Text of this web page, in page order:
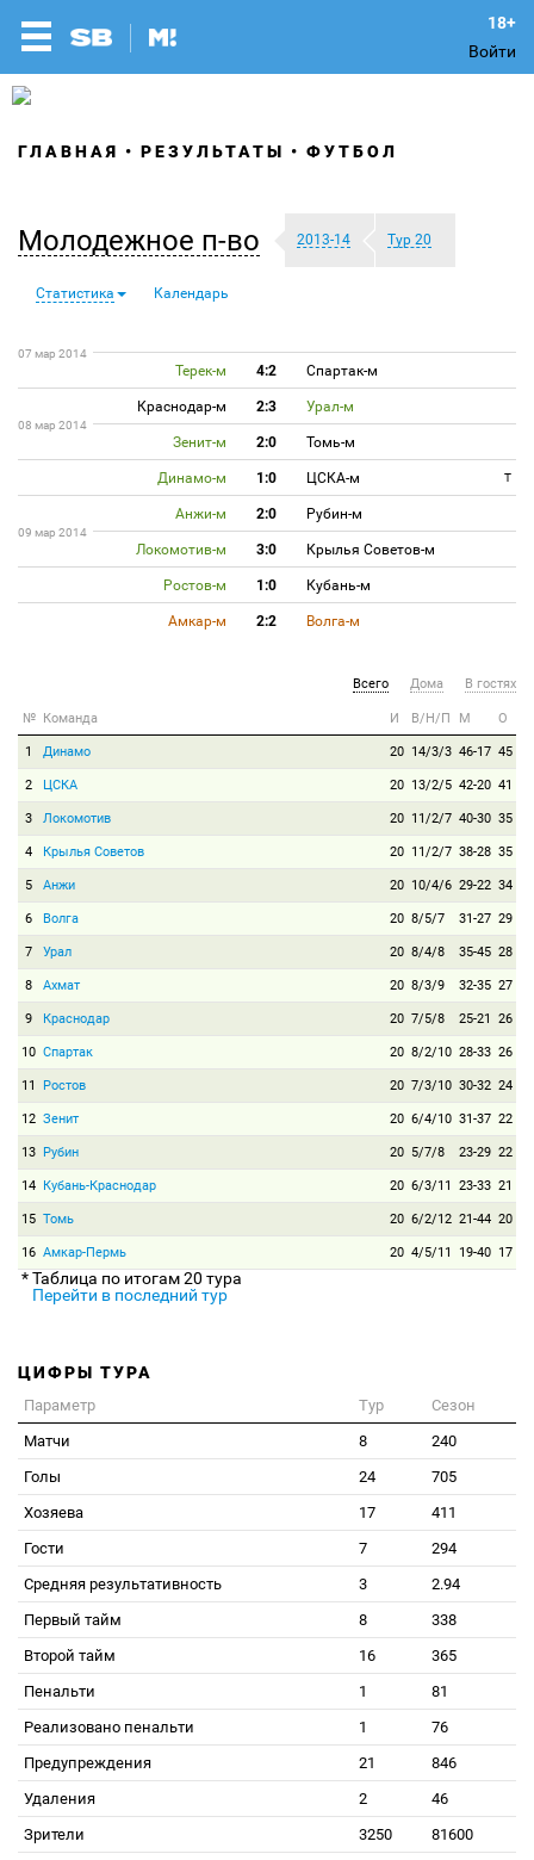
Войти
ГЛАВНАЯ РЕЗУЛЬТАТЫ ФУТБОЛ
Молодежное п-во 2013-14 Тур 20
Статистика Календарь
07 мар 2014
Терек-м 4:2 Спартак-м
Краснодар-м 2:3 Урал-м
08 мар 2014
Зенит-м 2:0 Томь-м
Динамо-м 1:0 ЦСКА-м T
Анжи-м 2:0 Рубин-м
09 мар 2014
Локомотив-м 3:0 Крылья Советов-м
Ростов-м 1:0 Кубань-м
Амкар-м 2:2 Волга-м
Всего Дома В гостях
№ Команда И В/Н/П М О
1 Динамо 20 14/3/3 46-17 45
2 ЦСКА 20 13/2/5 42-20 41
3 Локомотив 20 11/2/7 40-30 35
4 Крылья Советов 20 11/2/7 38-28 35
5 Анжи 20 10/4/6 29-22 34
6 Волга 20 8/5/7 31-27 29
7 Урал 20 8/4/8 35-45 28
8 Ахмат 20 8/3/9 32-35 27
9 Краснодар 20 7/5/8 25-21 26
10 Спартак 20 8/2/10 28-33 26
11 Ростов 20 7/3/10 30-32 24
12 Зенит 20 6/4/10 31-37 22
13 Рубин 20 5/7/8 23-29 22
14 Кубань-Краснодар 20 6/3/11 23-33 21
15 Томь 20 6/2/12 21-44 20
16 Амкар-Пермь 20 4/5/11 19-40 17
* Таблица по итогам 20 тура
Перейти в последний тур
ЦИФРЫ ТУРА
Параметр Тур
Сезон
Матчи
8
240
Голы
24
705
Хозяева
17
411
Гости
7
294
Средняя результативность
3
2.94
Первый тайм
8
338
Второй тайм
16
365
Пенальти
1
81
Реализовано пенальти
1
76
Предупреждения
21
846
Удаления
2
46
Зрители
3250
81600